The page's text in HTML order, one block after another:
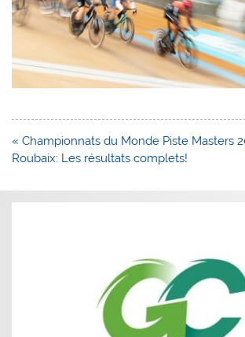
Navigation
de
« Championnats du Monde Piste Masters
Roubaix: Les résultats complets!